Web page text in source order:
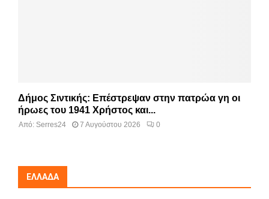
Δήμος Σιντικής: Επέστρεψαν στην πατρώα γη οι
ήρωες του 1941 Χρήστος και...
Από: Serres24 7 Αυγούστου 2026 0
ΕΛΛΆΔΑ